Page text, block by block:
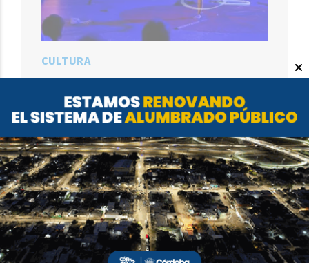
teatro y música en vivo para toda
la familia
EL OBJETIVO
CULTURA
07 DE AGOSTO DE 2026